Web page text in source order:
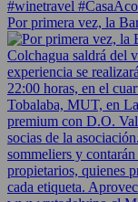
Por primera vez, la